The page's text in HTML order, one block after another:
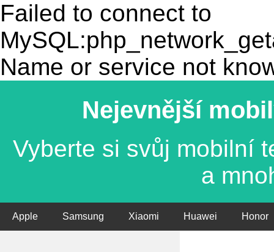
Failed to connect to
Name or service not
Nejevnější
Vyberte si svůj mobilní
a
Apple Samsung Xiaomi Huawei Honor